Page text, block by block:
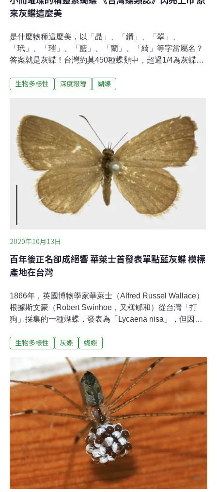
來灰蝶這麼美
是什麼物種這麼美，以「晶」、「鑽」、「翠」、
「玳」、「璀」、「藍」、「蘭」、「綺」等字當屬名？
答案就是灰蝶！台灣約莫450種蝶類中，超過1/4為灰蝶
之稱；多數灰蝶除了擁有美麗的外表，出身更是自帶神秘
角，紀錄台灣本島、離島等120多種灰蝶形態，非讓國人
著迷於灰蝶的魅力不可。體型小、亮晶晶 夸父璀灰蝶、拉
拉山鑽灰蝶最具代表性漢字中形容美麗、燦爛的字眼，幾
乎都動用到灰蝶身上。而加諸這些美麗的字眼在其身上
的，正是國際知名鱗翅目學者徐堉峰，也是《台灣蝶類
誌》的主要作者。「灰蝶科確實很多種類翅膀合起來時，
看起來是灰色的，這是我們對於草原性灰蝶的印象；但
是，森林性的灰蝶大多亮晶晶，而有森林中的寶石之
稱。」台師大生科系教授徐堉峰，曾幾次在森林中進行調
查時，為突
生物多樣性 深度報導 蝴蝶
2020年10月13日
百年後正名卻成絕響 華萊士首發表單點藍灰蝶 模標
產地在台灣
1866年，英國博物學家華萊士（Alfred Russel Wallace）
根據斯文豪（Robert Swinhoe，又稱郇和）從台灣「打
狗」採集的一種蝴蝶，發表為「Lycaena nisa」，但因缺
是哪一種蝴蝶。近年來，經台師大鱗翅目學者徐堉峰比對
蝶）為同一物種的異名，不但解開這百年之謎，依據國際
慣例，須採用更早發表的學名與模式標本，模標產地也因
此成為台灣，一舉改寫單點藍灰蝶歷史。然而，1932年此
種「華萊士蝴蝶」在台留下紀錄後，從此至今，未再有人
目擊或觀察到牠的身影，為這段歷史劃下哀傷的句點。台
灣最早發表的蝴蝶之一 沒圖沒真相只能百年孤寂台灣素有
蝴蝶王國美名，然而，大眾有所不知的是，最早正式命名
的台灣蝴蝶，是由「動物地理學之父」華萊士（Alfred
Russel Wa
生物多樣性 灰蝶 蝴蝶